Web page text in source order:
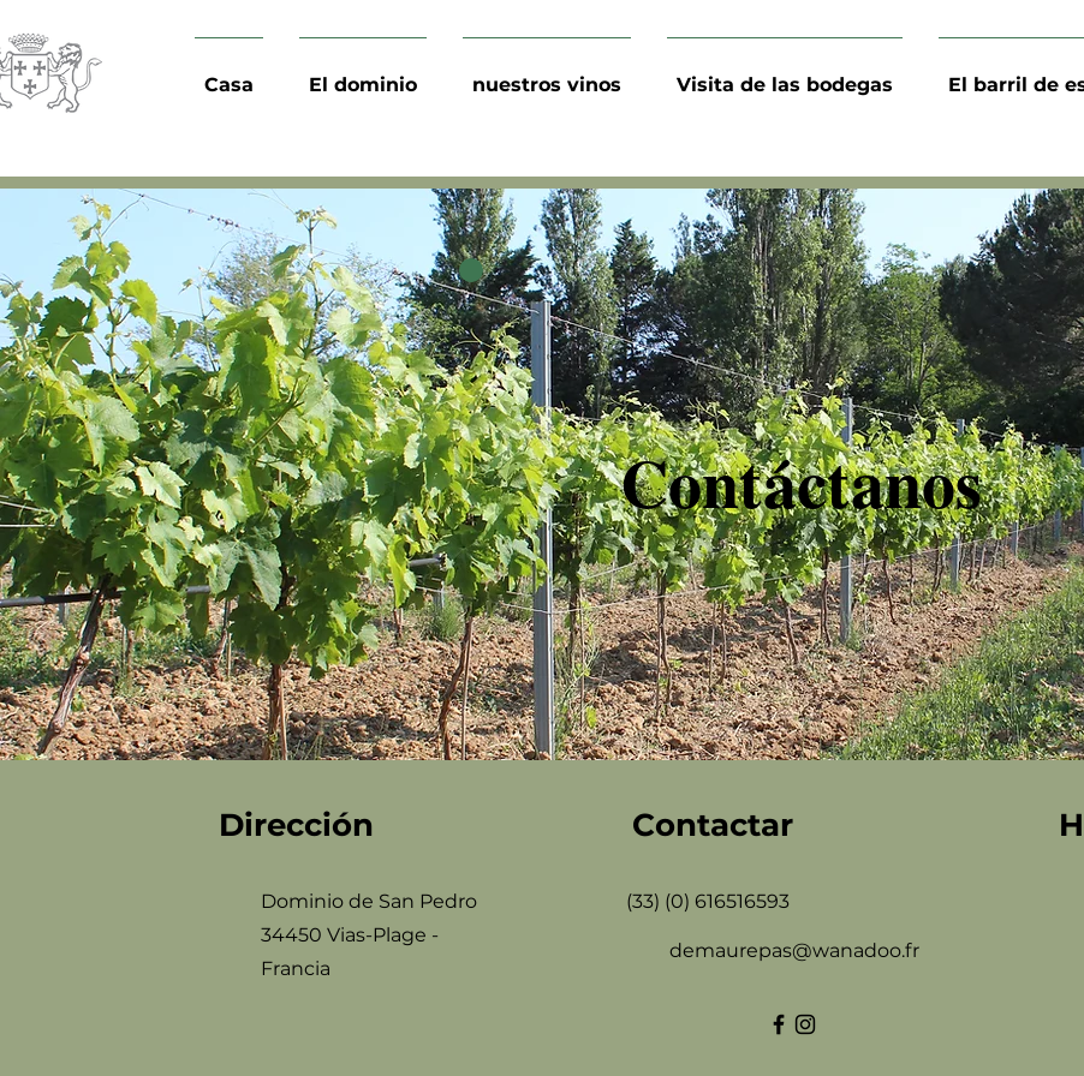
Casa El dominio nuestros vinos Visita de las bodegas El barril de
Contáctanos
Dirección
Dominio de San Pedro
34450 Vias-Plage -
Francia
Contactar
(33) (0) 616516593
demaurepas@wanadoo.fr